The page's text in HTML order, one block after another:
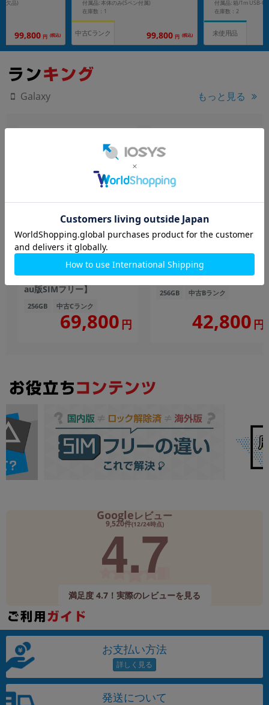
欠品)
99,800 円 (税込)
付属品: 本体のみ(Sペン付属)
在庫数：1
中古Cランク 99,800 円 (税込)
在庫数：2
未使用品
Galaxy もっと見る
Galaxy Z Fold5 SCG22 アイ
シーブルー
【RAM12GB/ROM256GB
au版SIMフリー】
256GB 中古Cランク
69,800 円
トムブラック【docomo版
SIMフリー】
256GB 中古Bランク
42,800 円
Googleレビュー
9,520件(12/24時点)
4.7
満足度 4.7！実際のレビューを見る
お支払い方法
発送について